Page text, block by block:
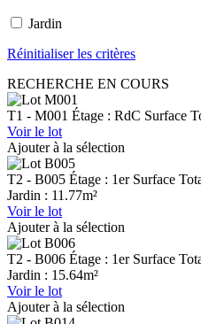
Jardin
Réinitialiser les critères
RECHERCHE EN COURS
T1 - M001 Étage : RdC Surface
Voir le lot
Ajouter à la sélection
T2 - B005 Étage : 1er Surface
Jardin : 11.77m²
Voir le lot
Ajouter à la sélection
T2 - B006 Étage : 1er Surface
Jardin : 15.64m²
Voir le lot
Ajouter à la sélection